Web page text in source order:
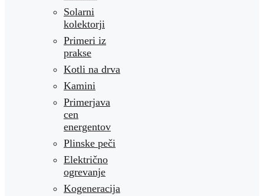
Solarni
kolektorji
Primeri iz
prakse
Kotli na drva
Kamini
Primerjava
cen
energentov
Plinske peči
Električno
ogrevanje
Kogeneracija